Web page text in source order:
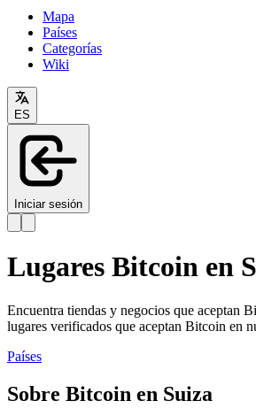
Mapa
Países
Categorías
Wiki
ES
Iniciar sesión
Lugares Bitcoin en
Encuentra tiendas y negocios que aceptan
lugares verificados que aceptan Bitcoin en
Países
Sobre Bitcoin en Suiza